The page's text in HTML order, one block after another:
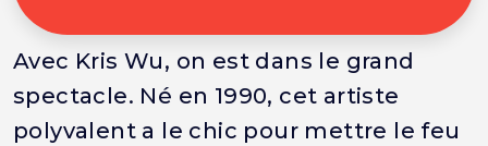
Avec Kris Wu, on est dans le grand
spectacle. Né en 1990, cet artiste
polyvalent a le chic pour mettre le feu